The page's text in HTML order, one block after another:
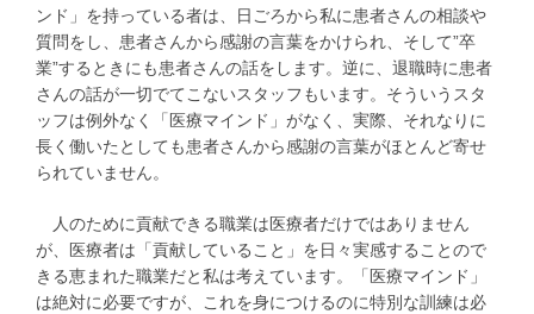
ンド」を持っている者は、日ごろから私に患者さんの相談や
質問をし、患者さんから感謝の言葉をかけられ、そして”卒
業”するときにも患者さんの話をします。逆に、退職時に患者
さんの話が一切でてこないスタッフもいます。そういうスタ
ッフは例外なく「医療マインド」がなく、実際、それなりに
長く働いたとしても患者さんから感謝の言葉がほとんど寄せ
られていません。
人のために貢献できる職業は医療者だけではありません
が、医療者は「貢献していること」を日々実感することので
きる恵まれた職業だと私は考えています。「医療マインド」
は絶対に必要ですが、これを身につけるのに特別な訓練は必